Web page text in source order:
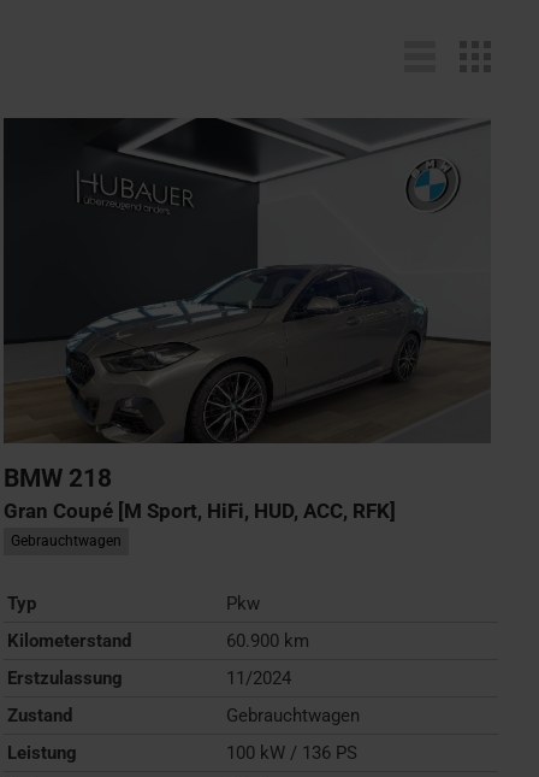
BMW 218
Gran Coupé [M Sport, HiFi, HUD, ACC, RFK]
Gebrauchtwagen
Typ
Pkw
Kilometerstand
60.900 km
Erstzulassung
11/2024
Zustand
Gebrauchtwagen
Leistung
100 kW / 136 PS